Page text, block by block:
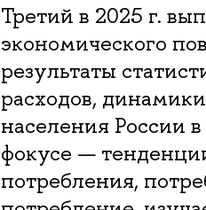
Третий в 2025 г.
экономического
результаты
расходов,
населения России
фокусе —
потребления,